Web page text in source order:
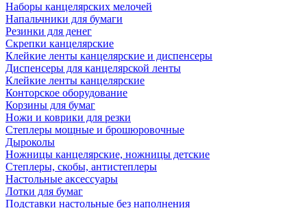
Наборы канцелярских мелочей
Напальчники для бумаги
Резинки для денег
Скрепки канцелярские
Клейкие ленты канцелярские и диспенсеры
Диспенсеры для канцелярской ленты
Клейкие ленты канцелярские
Конторское оборудование
Корзины для бумаг
Ножи и коврики для резки
Степлеры мощные и брошюровочные
Дыроколы
Ножницы канцелярские, ножницы детские
Степлеры, скобы, антистеплеры
Настольные аксессуары
Лотки для бумаг
Подставки настольные без наполнения